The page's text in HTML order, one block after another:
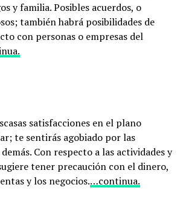
y familia. Posibles acuerdos, o
también habrá posibilidades de
con personas o empresas del
satisfacciones en el plano
te sentirás agobiado por las
Con respecto a las actividades y
tener precaución con el dinero,
y los negocios.…continua.